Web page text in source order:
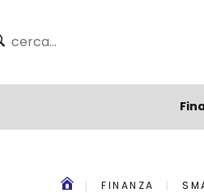
FINANZA